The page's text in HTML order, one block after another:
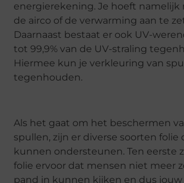
energierekening. Je hoeft namelijk
de airco of de verwarming aan te
Daarnaast bestaat er ook UV-
tot 99,9% van de UV-straling
Hiermee kun je verkleuring van
tegenhouden.
Als het gaat om het beschermen
spullen, zijn er diverse soorten folie
kunnen ondersteunen. Ten eerste
folie ervoor dat mensen niet meer
pand in kunnen kijken en dus